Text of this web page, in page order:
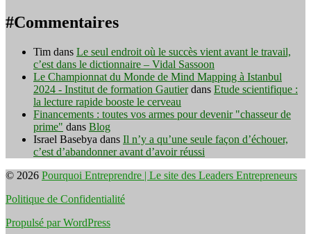
#Commentaires
Tim dans Le seul endroit où le succès vient avant le travail,
c’est dans le dictionnaire – Vidal Sassoon
Le Championnat du Monde de Mind Mapping à Istanbul
2024 - Institut de formation Gautierdans Etude scientifique :
la lecture rapide booste le cerveau
Financements : toutes vos armes pour devenir "chasseur de
prime" dans Blog
Israel Basebya dans Il n’y a qu’une seule façon d’échouer,
c’est d’abandonner avant d’avoir réussi
© 2026 Pourquoi Entreprendre | Le site des Leaders Entrepreneurs
Politique de Confidentialité
Propulsé par WordPress